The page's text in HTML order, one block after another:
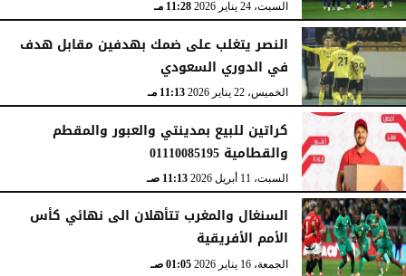
السبت، 24 يناير 2026 11:28 مـ
النصر يتغلب على ضمك بهدفين مقابل هدف
في الدوري السعودي
الخميس، 22 يناير 2026 11:13 مـ
كراتين للبيع بمدينتي والعبور والمقطم
والقطامية 01110085195
السبت، 11 أبريل 2026 11:13 صـ
السنغال والمغرب تتأهلان الى نهائي كأس
الأمم الأفريقية
الجمعة، 16 يناير 2026 01:05 صـ